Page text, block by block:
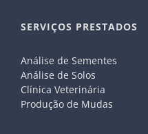
SERVIÇOS PRESTADOS
Análise de Sementes
Análise de Solos
Clínica Veterinária
Produção de Mudas